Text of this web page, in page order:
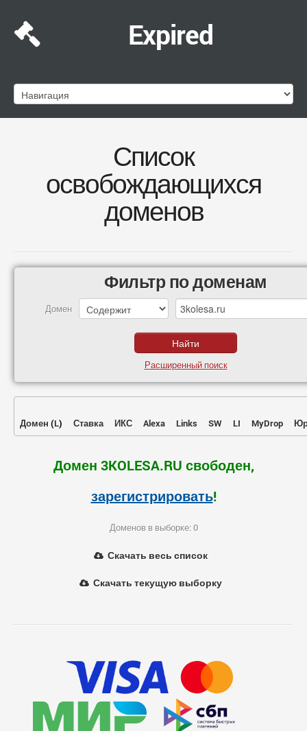
Expired
Список
освобождающихся
доменов
Фильтр по доменам
Домен
Расширенный поиск
Домен (L) Ставка ИКС Alexa Links SW LI MyDrop
Домен 3KOLESA.RU свободен,
зарегистрировать!
Доменов в выборке: 0
Скачать весь список
Скачать текущую выборку